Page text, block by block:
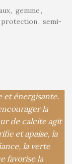
, gemme,
protection, semi-
et énergisante.
la
de calcite agit
et apaise, la
la verte
favorise la